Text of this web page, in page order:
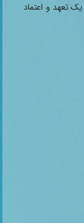
تعهد و اعتماد